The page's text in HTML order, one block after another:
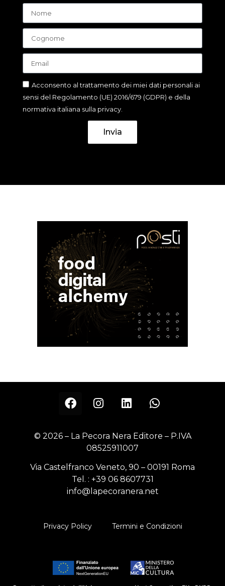
Acconsento al trattamento dei miei dati personali ai
sensi del Regolamento (UE) 2016/679 (GDPR) e della
normativa italiana sulla privacy.
Invia
© 2026 – La Pecora Nera Editore – P.IVA
08525911007
Via Castelfranco Veneto, 90 – 00191 Roma
Tel. : +39 06 8607731
info@lapecoranera.net
Privacy Policy Termini e Condizioni